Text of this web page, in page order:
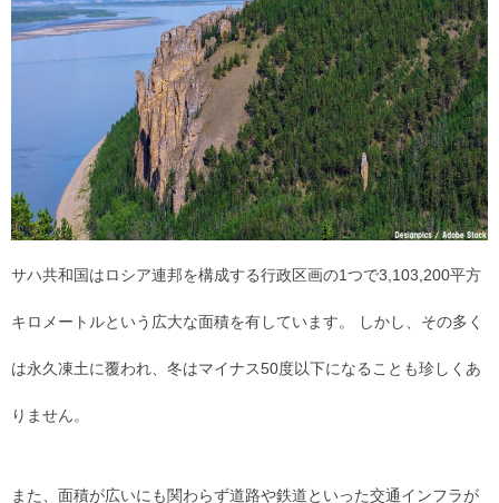
サハ共和国はロシア連邦を構成する行政区画の1つで3,103,200平方
キロメートルという広大な面積を有しています。 しかし、その多く
は永久凍土に覆われ、冬はマイナス50度以下になることも珍しくあ
りません。
また、面積が広いにも関わらず道路や鉄道といった交通インフラが